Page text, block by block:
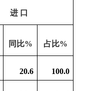
进 口
同比% 占比%
20.6 100.0